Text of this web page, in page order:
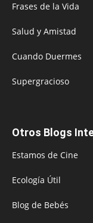
Frases de la Vida
Salud y Amistad
Cuando Duermes
Supergracioso
Otros Blogs
Estamos de Cine
Ecología Útil
Blog de Bebés